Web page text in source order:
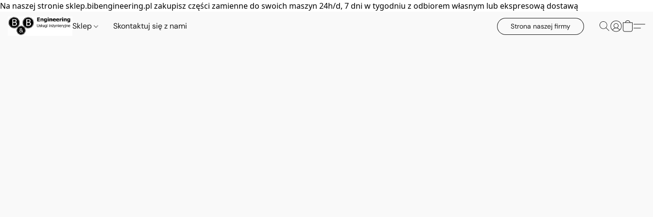
Na naszej stronie sklep.bibengineering.pl zakupisz części zamienne do swoich maszyn 24h/d, 7 dni w tygodniu z odbiorem własnym lub ekspresową dostawą
Sklep Skontaktuj się z nami Strona naszej firmy